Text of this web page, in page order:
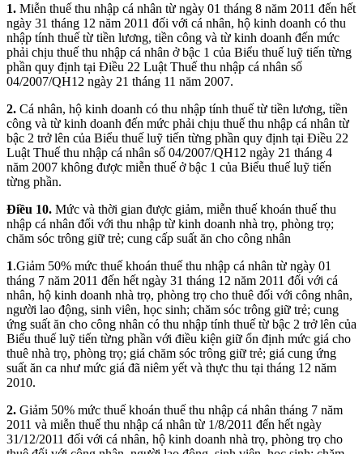
1. Miễn thuế thu nhập cá nhân từ ngày 01 tháng 8 năm 2011 đến hết
ngày 31 tháng 12 năm 2011 đối với cá nhân, hộ kinh doanh có thu
nhập tính thuế từ tiền lương, tiền công và từ kinh doanh đến mức
phải chịu thuế thu nhập cá nhân ở bậc 1 của Biểu thuế luỹ tiến từng
phần quy định tại Điều 22 Luật Thuế thu nhập cá nhân số
04/2007/QH12 ngày 21 tháng 11 năm 2007.
2. Cá nhân, hộ kinh doanh có thu nhập tính thuế từ tiền lương, tiền
công và từ kinh doanh đến mức phải chịu thuế thu nhập cá nhân từ
bậc 2 trở lên của Biểu thuế luỹ tiến từng phần quy định tại Điều 22
Luật Thuế thu nhập cá nhân số 04/2007/QH12 ngày 21 tháng 4
năm 2007 không được miễn thuế ở bậc 1 của Biểu thuế luỹ tiến
từng phần.
Điều 10. Mức và thời gian được giảm, miễn thuế khoán thuế thu
nhập cá nhân đối với thu nhập từ kinh doanh nhà trọ, phòng trọ;
chăm sóc trông giữ trẻ; cung cấp suất ăn cho công nhân
1.Giảm 50% mức thuế khoán thuế thu nhập cá nhân từ ngày 01
tháng 7 năm 2011 đến hết ngày 31 tháng 12 năm 2011 đối với cá
nhân, hộ kinh doanh nhà trọ, phòng trọ cho thuê đối với công nhân,
người lao động, sinh viên, học sinh; chăm sóc trông giữ trẻ; cung
ứng suất ăn cho công nhân có thu nhập tính thuế từ bậc 2 trở lên của
Biểu thuế luỹ tiến từng phần với điều kiện giữ ổn định mức giá cho
thuê nhà trọ, phòng trọ; giá chăm sóc trông giữ trẻ; giá cung ứng
suất ăn ca như mức giá đã niêm yết và thực thu tại tháng 12 năm
2010.
2. Giảm 50% mức thuế khoán thuế thu nhập cá nhân tháng 7 năm
2011 và miễn thuế thu nhập cá nhân từ 1/8/2011 đến hết ngày
31/12/2011 đối với cá nhân, hộ kinh doanh nhà trọ, phòng trọ cho